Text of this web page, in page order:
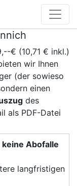
€ (10,71 € inkl.)
wir Ihnen
(der sowieso
einen
des
als PDF-Datei
Abofalle
langfristigen